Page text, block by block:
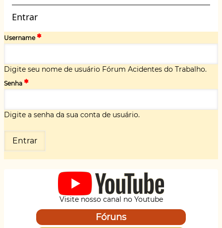
Entrar
Username
Digite seu nome de usuário Fórum Acidentes do Trabalho.
Senha
Digite a senha da sua conta de usuário.
Visite nosso canal no Youtube
Fóruns